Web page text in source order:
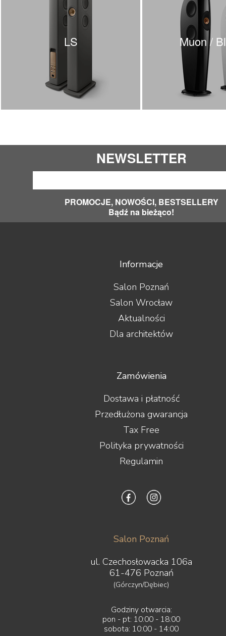
LS Muon /
NEWSLETTER
PROMOCJE, NOWOŚCI, BESTSELLERY
Bądź na bieżąco!
Informacje
Salon Poznań
Salon Wrocław
Aktualności
Dla architektów
Zamówienia
Dostawa i płatność
Przedłużona gwarancja
Tax Free
Polityka prywatności
Regulamin
Salon Poznań
ul. Czechosłowacka 106a
61-476 Poznań
(Górczyn/Dębiec)
Godziny otwarcia:
pon - pt: 10:00 - 18:00
sobota: 10:00 - 14:00